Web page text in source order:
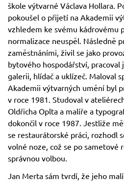
škole výtvarné Václava Hollara.
pokoušel o přijetí na Akademii
vzhledem ke svému kádrovému
normalizace neuspěl. Následně
zaměstnáními, živil se jako
bytového hospodářství, pracoval
galerii, hlídač a uklízeč. Maloval
Akademii výtvarných umění byl
v roce 1981. Studoval v
Oldřicha Oplta a malíře a
dokončil v roce 1987. Jestliže
se restaurátorské práci, rozhodl
volné noze, což se po sametové
správnou volbou.
Jan Merta sám tvrdí, že jeho